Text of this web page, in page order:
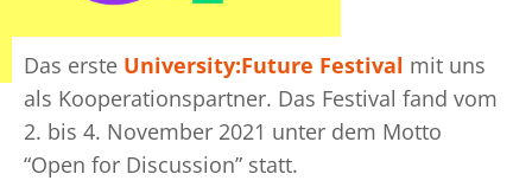
Das erste University:Future Festival mit uns
als Kooperationspartner. Das Festival fand vom
2. bis 4. November 2021 unter dem Motto
“Open for Discussion” statt.